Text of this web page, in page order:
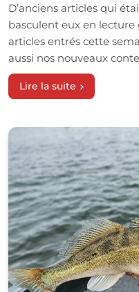
D’anciens articles qui
basculent eux en lecture
articles entrés cette
aussi nos nouveaux
Lire la suite